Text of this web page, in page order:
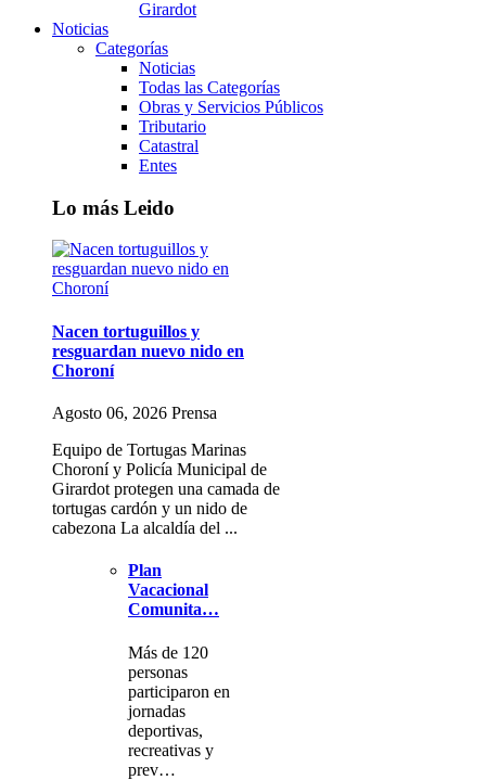
Girardot
Noticias
Categorías
Noticias
Todas las Categorías
Obras y Servicios Públicos
Tributario
Catastral
Entes
Lo más Leido
Nacen tortuguillos y
resguardan nuevo nido en
Choroní
Agosto 06, 2026 Prensa
Equipo de Tortugas Marinas
Choroní y Policía Municipal de
Girardot protegen una camada de
tortugas cardón y un nido de
cabezona La alcaldía del ...
Plan
Vacacional
Comunita…
Más de 120
personas
participaron en
jornadas
deportivas,
recreativas y
prev…